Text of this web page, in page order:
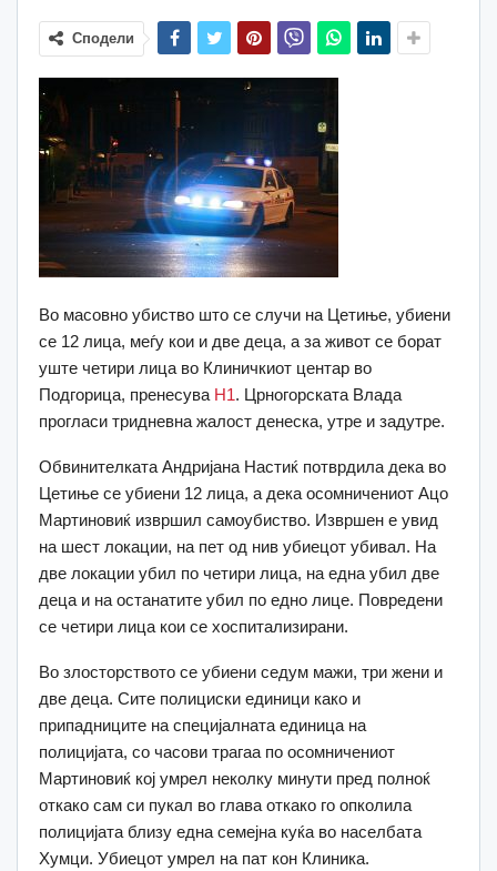
Сподели
Во масовно убиство што се случи на Цетиње, убиени
се 12 лица, меѓу кои и две деца, а за живот се борат
уште четири лица во Клиничкиот центар во
Подгорица, пренесува Н1. Црногорската Влада
прогласи тридневна жалост денеска, утре и задутре.
Обвинителката Андријана Настиќ потврдила дека во
Цетиње се убиени 12 лица, а дека осомничениот Ацо
Мартиновиќ извршил самоубиство. Извршен е увид
на шест локации, на пет од нив убиецот убивал. На
две локации убил по четири лица, на една убил две
деца и на останатите убил по едно лице. Повредени
се четири лица кои се хоспитализирани.
Во злосторството се убиени седум мажи, три жени и
две деца. Сите полициски единици како и
припадниците на специјалната единица на
полицијата, со часови трагаа по осомничениот
Мартиновиќ кој умрел неколку минути пред полноќ
откако сам си пукал во глава откако го опколила
полицијата близу една семејна куќа во населбата
Хумци. Убиецот умрел на пат кон Клиника.